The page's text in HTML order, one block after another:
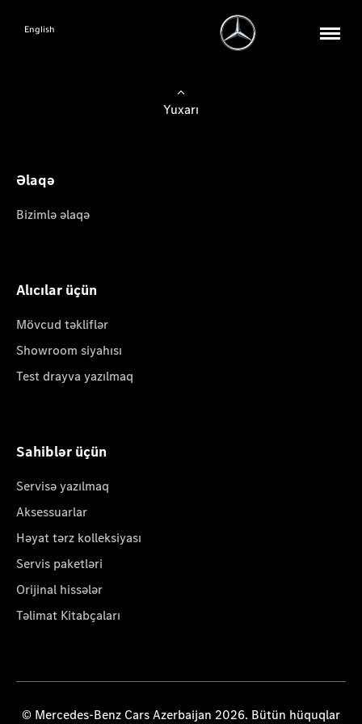
English
Yuxarı
Əlaqə
Bizimlə əlaqə
Alıcılar üçün
Mövcud təkliflər
Showroom siyahısı
Test drayva yazılmaq
Sahiblər üçün
Servisə yazılmaq
Aksessuarlar
Həyat tərz kolleksiyası
Servis paketləri
Orijinal hissələr
Təlimat Kitabçaları
© Mercedes-Benz Cars Azerbaijan 2026. Bütün hüquqlar